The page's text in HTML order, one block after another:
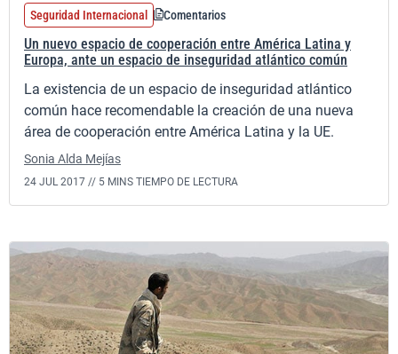
Seguridad Internacional Comentarios
Un nuevo espacio de cooperación entre América Latina y
Europa, ante un espacio de inseguridad atlántico común
La existencia de un espacio de inseguridad atlántico
común hace recomendable la creación de una nueva
área de cooperación entre América Latina y la UE.
Sonia Alda Mejías
24 JUL 2017 // 5 MINS TIEMPO DE LECTURA